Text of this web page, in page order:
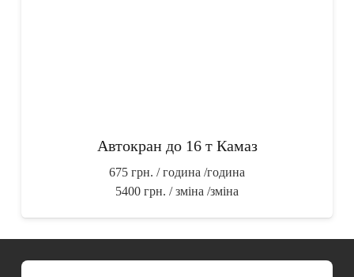
Автокран до 16 т Камаз
675 грн. / година /година
5400 грн. / зміна /зміна